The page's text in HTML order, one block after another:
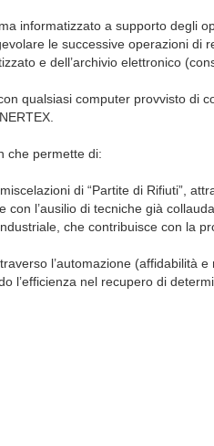
informatizzato a supporto degli
le successive operazioni di
e dell’archivio elettronico
qualsiasi computer provvisto di
che permette di:
di “Partite di Rifiuti”,
l’ausilio di tecniche già
che contribuisce con la
l’automazione (affidabilità e
l’efficienza nel recupero di